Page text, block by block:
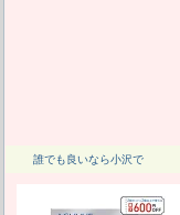
誰でも良いなら小沢で